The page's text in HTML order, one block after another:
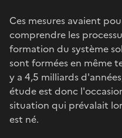
Ces mesures avaient
comprendre les
formation du système
sont formées en même
y a 4,5 milliards
étude est donc
situation qui prévalait
est né.